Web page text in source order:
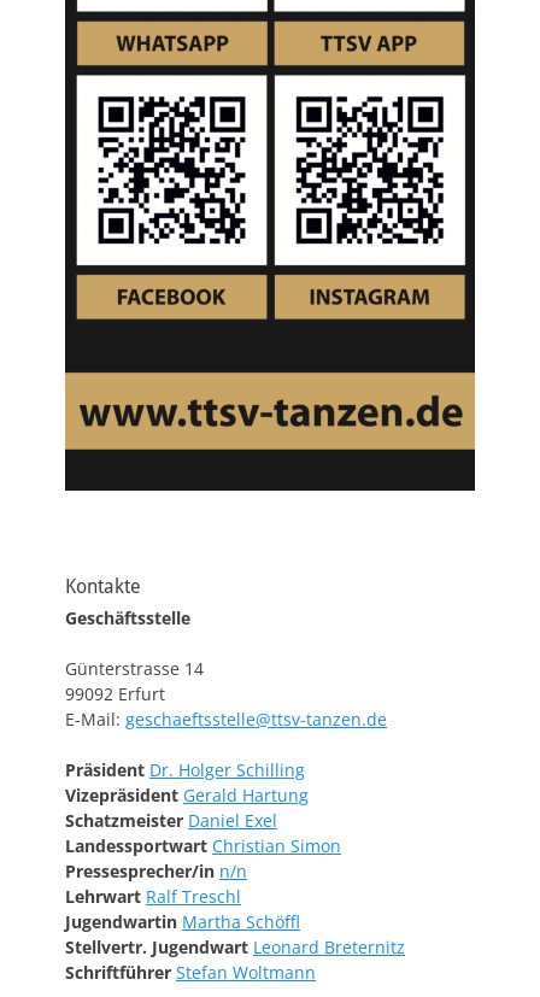
Kontakte
Geschäftsstelle
Günterstrasse 14
99092 Erfurt
E-Mail: geschaeftsstelle@ttsv-tanzen.de
Präsident Dr. Holger Schilling
Vizepräsident Gerald Hartung
Schatzmeister Daniel Exel
Landessportwart Christian Simon
Pressesprecher/in n/n
Lehrwart Ralf Treschl
Jugendwartin Martha Schöffl
Stellvertr. Jugendwart Leonard Breternitz
Schriftführer Stefan Woltmann